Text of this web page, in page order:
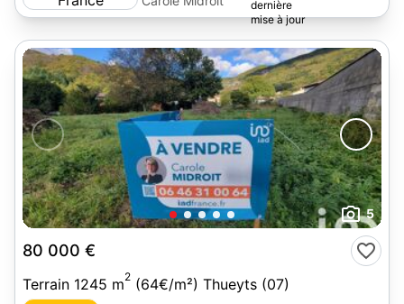
5
80 000 €
Terrain 1245 m2 (64€/m²) Thueyts (07)